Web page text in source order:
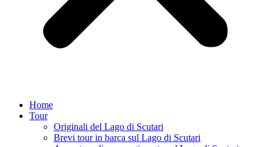
Home
Tour
Originali del Lago di Scutari
Brevi tour in barca sul Lago di Scutari